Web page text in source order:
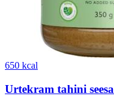
650 kcal
Urtekram tahini